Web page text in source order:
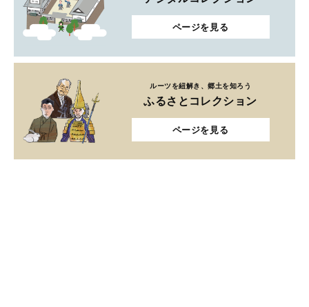
ページを見る
ルーツを紐解き、郷土を知ろう
ふるさとコレクション
ページを見る